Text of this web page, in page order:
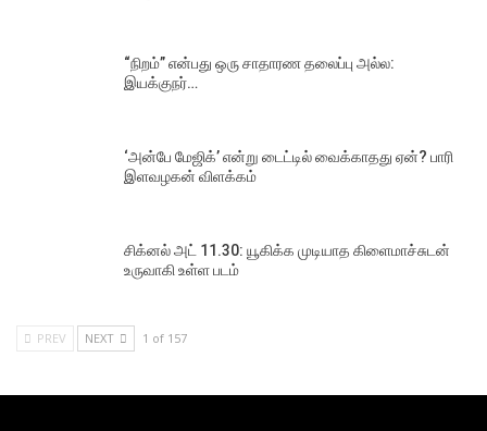
“நிறம்” என்பது ஒரு சாதாரண தலைப்பு அல்ல:
இயக்குநர்…
‘அன்பே மேஜிக்’ என்று டைட்டில் வைக்காதது ஏன்? பாரி
இளவழகன் விளக்கம்
சிக்னல் அட் 11.30: யூகிக்க முடியாத கிளைமாச்சுடன்
உருவாகி உள்ள படம்
PREV NEXT 1 of 157